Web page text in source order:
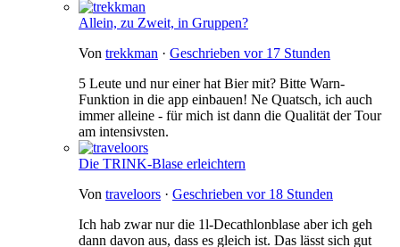
Allein, zu Zweit, in Gruppen?
Von trekkman · Geschrieben vor 17 Stunden
5 Leute und nur einer hat Bier mit? Bitte Warn-
Funktion in die app einbauen! Ne Quatsch, ich auch
immer alleine - für mich ist dann die Qualität der Tour
am intensivsten.
Die TRINK-Blase erleichtern
Von traveloors · Geschrieben vor 18 Stunden
Ich hab zwar nur die 1l-Decathlonblase aber ich geh
dann davon aus, dass es gleich ist. Das lässt sich gut